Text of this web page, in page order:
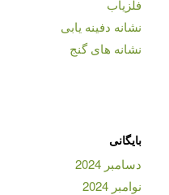
فلزیاب
نشانه دفینه یابی
نشانه های گنج
بایگانی
دسامبر 2024
نوامبر 2024